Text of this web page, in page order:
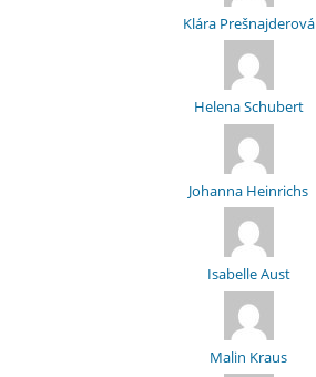
Klára Prešnajderová
Helena Schubert
Johanna Heinrichs
Isabelle Aust
Malin Kraus